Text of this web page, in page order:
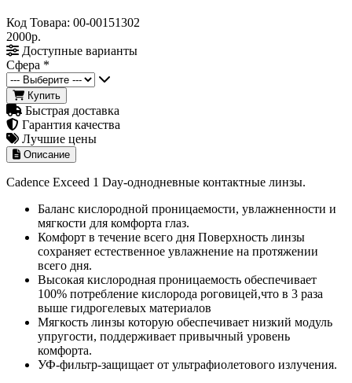
Код Товара: 00-00151302
2000р.
Доступные варианты
Сфера *
Купить
Быстрая доставка
Гарантия качества
Лучшие цены
Описание
Cadence Exceed 1 Day-однодневные контактные линзы.
Баланс кислородной проницаемости, увлажненности и
мягкости для комфорта глаз.
Комфорт в течение всего дня Поверхность линзы
сохраняет естественное увлажнение на протяжении
всего дня.
Высокая кислородная проницаемость обеспечивает
100% потребление кислорода роговицей,что в 3 раза
выше гидрогелевых материалов
Мягкость линзы которую обеспечивает низкий модуль
упругости, поддерживает привычный уровень
комфорта.
УФ-фильтр-защищает от ультрафиолетового излучения.